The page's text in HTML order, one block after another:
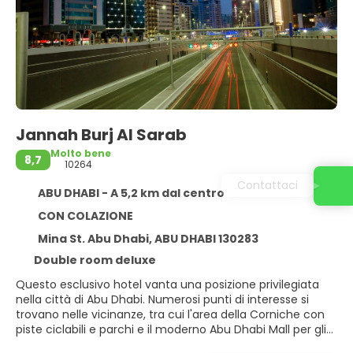
Jannah Burj Al Sarab
8,7
Molto bene
10264
ABU DHABI - A 5,2 km dal centro
CON COLAZIONE
Mina St. Abu Dhabi, ABU DHABI 130283
Double room deluxe
Questo esclusivo hotel vanta una posizione privilegiata
nella città di Abu Dhabi. Numerosi punti di interesse si
trovano nelle vicinanze, tra cui l'area della Corniche con
piste ciclabili e parchi e il moderno Abu Dhabi Mall per gli
Contattaci